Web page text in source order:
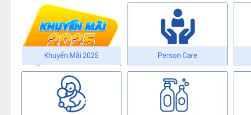
Khuyến Mãi 2025 Person Care